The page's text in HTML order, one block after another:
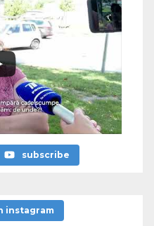
subscribe
instagram